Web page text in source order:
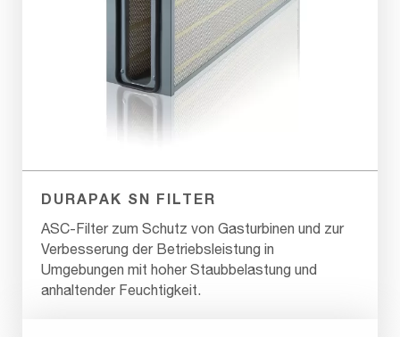
DURAPAK SN FILTER
ASC-Filter zum Schutz von Gasturbinen und zur
Verbesserung der Betriebsleistung in
Umgebungen mit hoher Staubbelastung und
anhaltender Feuchtigkeit.